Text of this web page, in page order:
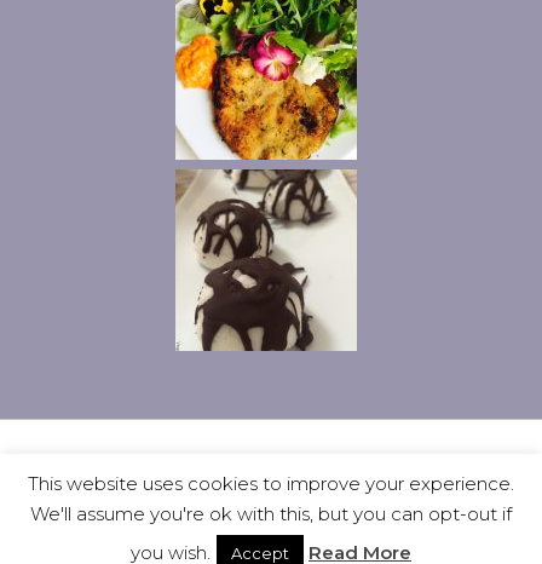
Privacy Contatti Ciao, io sono Vanny
Copyright © 2026 . All rights reserved.
This website uses cookies to improve your experience.
We'll assume you're ok with this, but you can opt-out if
you wish.
Accept Read More